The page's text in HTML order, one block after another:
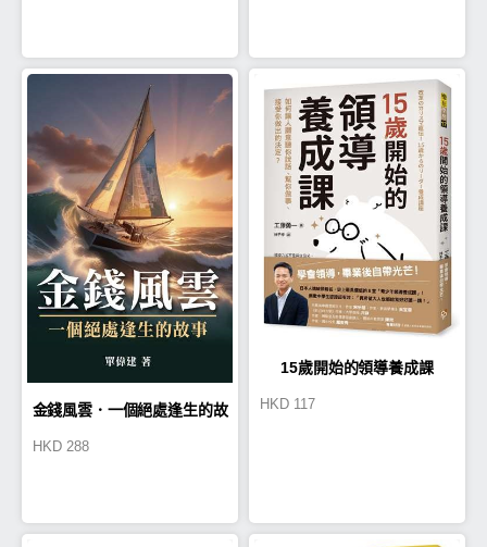
金錢風雲．一個絕處逢生的故
HKD 288
15歲開始的領導養成課
HKD 117